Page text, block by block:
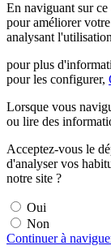
En naviguant sur
pour améliorer
analysant
pour plus
pour les configurer,
Lorsque vous
ou lire des
Acceptez-vous le
d'analyser vos
notre site ?
Oui
Non
Continuer à